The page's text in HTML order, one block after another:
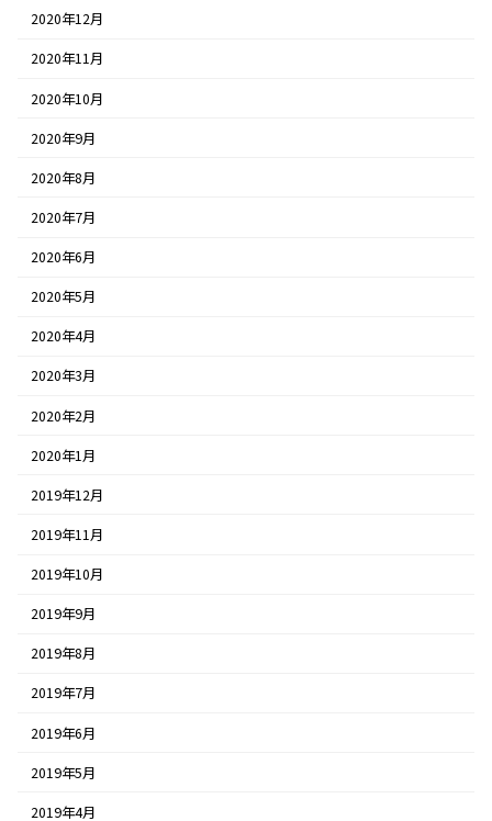
2020年12月
2020年11月
2020年10月
2020年9月
2020年8月
2020年7月
2020年6月
2020年5月
2020年4月
2020年3月
2020年2月
2020年1月
2019年12月
2019年11月
2019年10月
2019年9月
2019年8月
2019年7月
2019年6月
2019年5月
2019年4月